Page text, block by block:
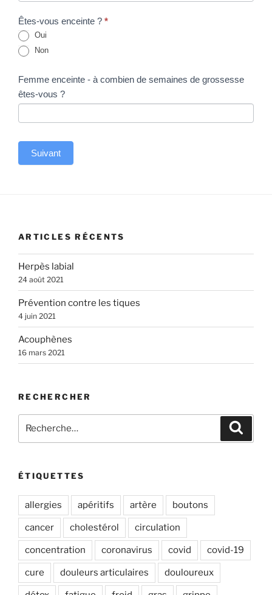
Êtes-vous enceinte ? *
Oui
Non
Femme enceinte - à combien de semaines de grossesse
êtes-vous ?
Suivant
e
n
a
t
i
v
e
:
ARTICLES RÉCENTS
Herpès labial
24 août 2021
Prévention contre les tiques
4 juin 2021
Acouphènes
16 mars 2021
RECHERCHER
pour
ÉTIQUETTES
allergies apéritifs artère boutons
cancer cholestérol circulation
concentration coronavirus covid covid-19
cure douleurs articulaires douloureux